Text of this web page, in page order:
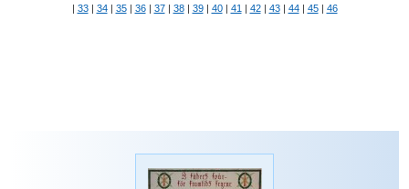
| 33 | 34 | 35 | 36 | 37 | 38 | 39 | 40 | 41 | 42 | 43 | 44 | 45 | 46